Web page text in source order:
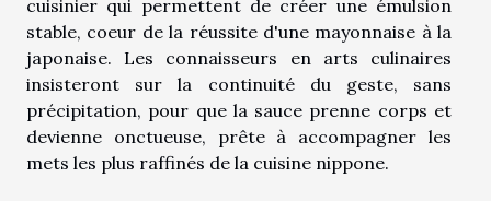
cuisinier qui permettent de créer une émulsion
stable, coeur de la réussite d'une mayonnaise à la
japonaise. Les connaisseurs en arts culinaires
insisteront sur la continuité du geste, sans
précipitation, pour que la sauce prenne corps et
devienne onctueuse, prête à accompagner les
mets les plus raffinés de la cuisine nippone.